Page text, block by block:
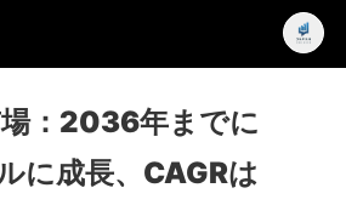
：2036年までに
に成長、CAGRは